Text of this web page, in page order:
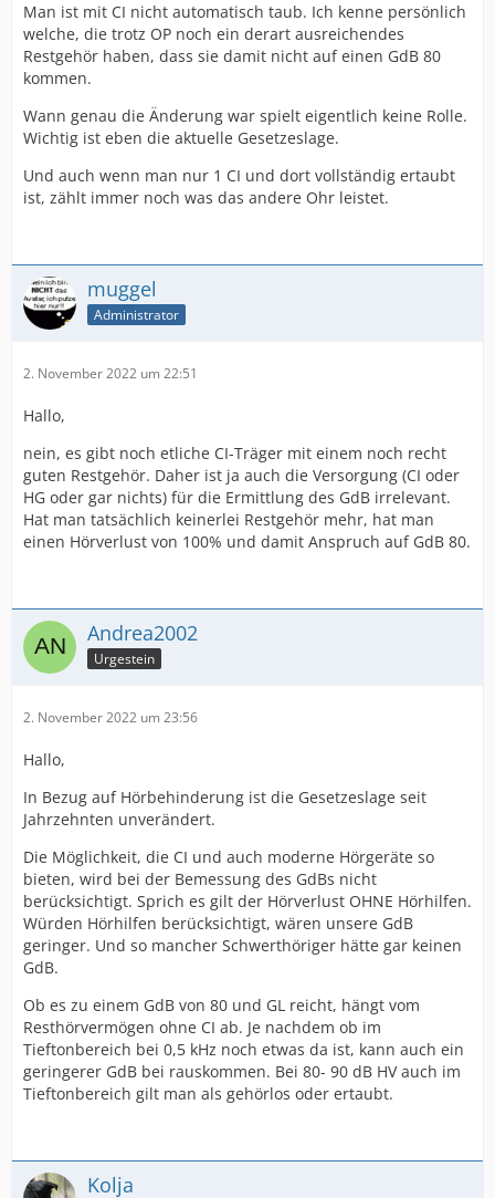
Man ist mit CI nicht automatisch taub. Ich kenne persönlich
welche, die trotz OP noch ein derart ausreichendes
Restgehör haben, dass sie damit nicht auf einen GdB 80
kommen.
Wann genau die Änderung war spielt eigentlich keine Rolle.
Wichtig ist eben die aktuelle Gesetzeslage.
Und auch wenn man nur 1 CI und dort vollständig ertaubt
ist, zählt immer noch was das andere Ohr leistet.
muggel
Administrator
2. November 2022 um 22:51
Hallo,
nein, es gibt noch etliche CI-Träger mit einem noch recht
guten Restgehör. Daher ist ja auch die Versorgung (CI oder
HG oder gar nichts) für die Ermittlung des GdB irrelevant.
Hat man tatsächlich keinerlei Restgehör mehr, hat man
einen Hörverlust von 100% und damit Anspruch auf GdB 80.
Andrea2002
Urgestein
2. November 2022 um 23:56
Hallo,
In Bezug auf Hörbehinderung ist die Gesetzeslage seit
Jahrzehnten unverändert.
Die Möglichkeit, die CI und auch moderne Hörgeräte so
bieten, wird bei der Bemessung des GdBs nicht
berücksichtigt. Sprich es gilt der Hörverlust OHNE Hörhilfen.
Würden Hörhilfen berücksichtigt, wären unsere GdB
geringer. Und so mancher Schwerthöriger hätte gar keinen
GdB.
Ob es zu einem GdB von 80 und GL reicht, hängt vom
Resthörvermögen ohne CI ab. Je nachdem ob im
Tieftonbereich bei 0,5 kHz noch etwas da ist, kann auch ein
geringerer GdB bei rauskommen. Bei 80- 90 dB HV auch im
Tieftonbereich gilt man als gehörlos oder ertaubt.
Kolja